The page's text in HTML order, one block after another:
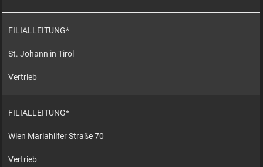
FILIALLEITUNG*
St. Johann in Tirol
Vertrieb
FILIALLEITUNG*
Wien Mariahilfer Straße 70
Vertrieb